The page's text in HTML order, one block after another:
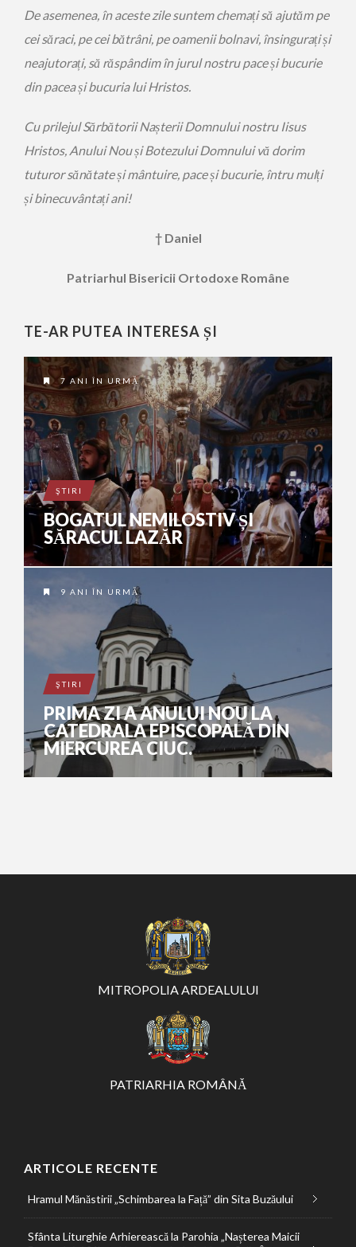
De asemenea, în aceste zile suntem chemați să ajutăm pe
cei săraci, pe cei bătrâni, pe oamenii bolnavi, însingurați și
neajutorați, să răspândim în jurul nostru pace și bucurie
din pacea și bucuria lui Hristos.
Cu prilejul Sărbătorii Nașterii Domnului nostru Iisus
Hristos, Anului Nou și Botezului Domnului vă dorim
tuturor sănătate și mântuire, pace și bucurie, întru mulți
și binecuvântați ani!
† Daniel
Patriarhul Bisericii Ortodoxe Române
TE-AR PUTEA INTERESA ȘI
7 ANI ÎN URMĂ
ŞTIRI
BOGATUL NEMILOSTIV ȘI
SĂRACUL LAZĂR
9 ANI ÎN URMĂ
ŞTIRI
PRIMA ZI A ANULUI NOU LA
CATEDRALA EPISCOPALĂ DIN
MIERCUREA CIUC.
MITROPOLIA ARDEALULUI
PATRIARHIA ROMÂNĂ
ARTICOLE RECENTE
Hramul Mănăstirii „Schimbarea la Față” din Sita Buzăului
Sfânta Liturghie Arhierească la Parohia „Nașterea Maicii